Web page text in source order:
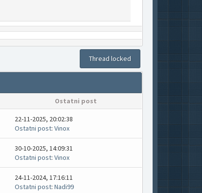
Thread locked
Ostatni post
22-11-2025, 20:02:38
Ostatni post: Vinox
30-10-2025, 14:09:31
Ostatni post: Vinox
24-11-2024, 17:16:11
Ostatni post: Nadi99